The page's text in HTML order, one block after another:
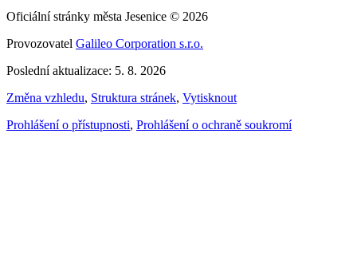
Oficiální stránky města Jesenice © 2026
Provozovatel Galileo Corporation s.r.o.
Poslední aktualizace: 5. 8. 2026
Změna vzhledu, Struktura stránek, Vytisknout
Prohlášení o přístupnosti, Prohlášení o ochraně soukromí